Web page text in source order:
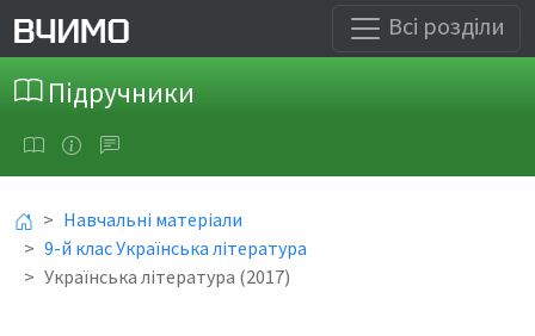
Всі розділи
Підручники
Навчальні матеріали
9-й клас Українська література
Українська література (2017)